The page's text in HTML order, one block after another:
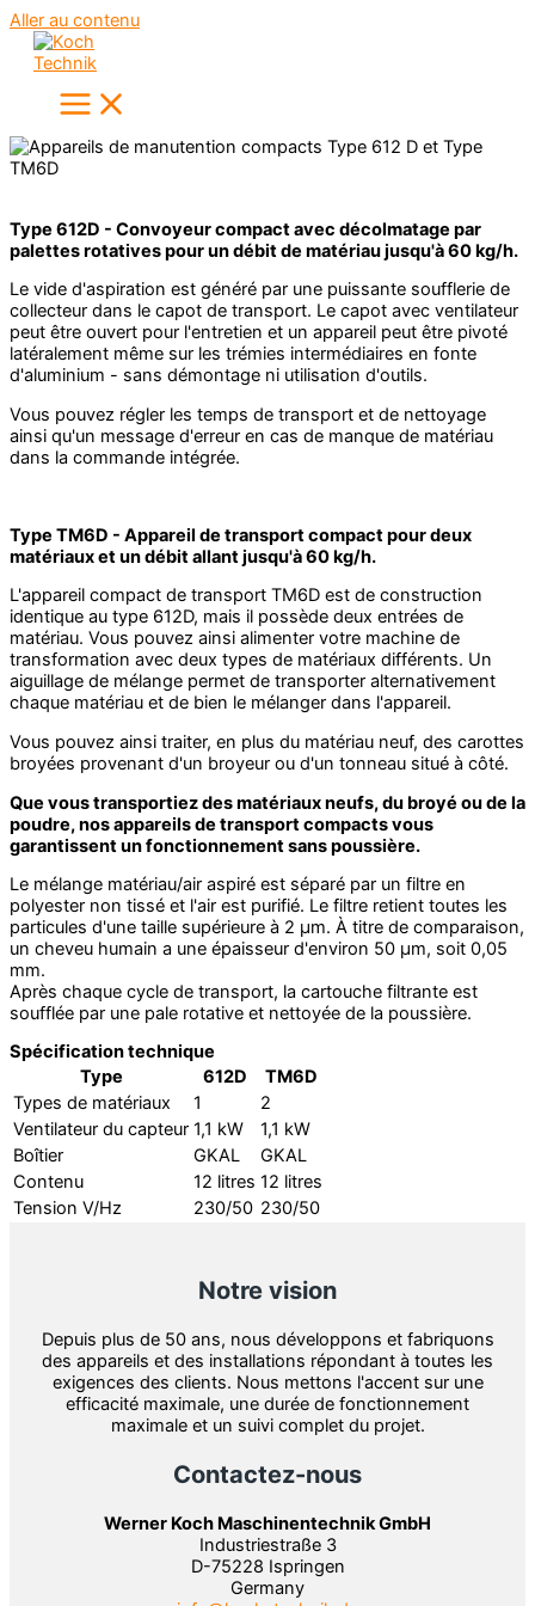
Aller au contenu
Type 612D - Convoyeur compact avec décolmatage par
palettes rotatives pour un débit de matériau jusqu'à 60 kg/h.
Le vide d'aspiration est généré par une puissante soufflerie de
collecteur dans le capot de transport. Le capot avec ventilateur
peut être ouvert pour l'entretien et un appareil peut être pivoté
latéralement même sur les trémies intermédiaires en fonte
d'aluminium - sans démontage ni utilisation d'outils.
Vous pouvez régler les temps de transport et de nettoyage
ainsi qu'un message d'erreur en cas de manque de matériau
dans la commande intégrée.
Type TM6D - Appareil de transport compact pour deux
matériaux et un débit allant jusqu'à 60 kg/h.
L'appareil compact de transport TM6D est de construction
identique au type 612D, mais il possède deux entrées de
matériau. Vous pouvez ainsi alimenter votre machine de
transformation avec deux types de matériaux différents. Un
aiguillage de mélange permet de transporter alternativement
chaque matériau et de bien le mélanger dans l'appareil.
Vous pouvez ainsi traiter, en plus du matériau neuf, des carottes
broyées provenant d'un broyeur ou d'un tonneau situé à côté.
Que vous transportiez des matériaux neufs, du broyé ou de la
poudre, nos appareils de transport compacts vous
garantissent un fonctionnement sans poussière.
Le mélange matériau/air aspiré est séparé par un filtre en
polyester non tissé et l'air est purifié. Le filtre retient toutes les
particules d'une taille supérieure à 2 µm. À titre de comparaison,
un cheveu humain a une épaisseur d'environ 50 µm, soit 0,05
mm.
Après chaque cycle de transport, la cartouche filtrante est
soufflée par une pale rotative et nettoyée de la poussière.
Spécification technique
Type
612D
TM6D
Types de matériaux
1
2
Ventilateur du capteur 1,1 kW
1,1 kW
Boîtier
GKAL
GKAL
Contenu
12 litres 12 litres
Tension V/Hz
230/50 230/50
Notre vision
Depuis plus de 50 ans, nous développons et fabriquons
des appareils et des installations répondant à toutes les
exigences des clients. Nous mettons l'accent sur une
efficacité maximale, une durée de fonctionnement
maximale et un suivi complet du projet.
Contactez-nous
Werner Koch Maschinentechnik GmbH
Industriestraße 3
D-75228 Ispringen
Germany